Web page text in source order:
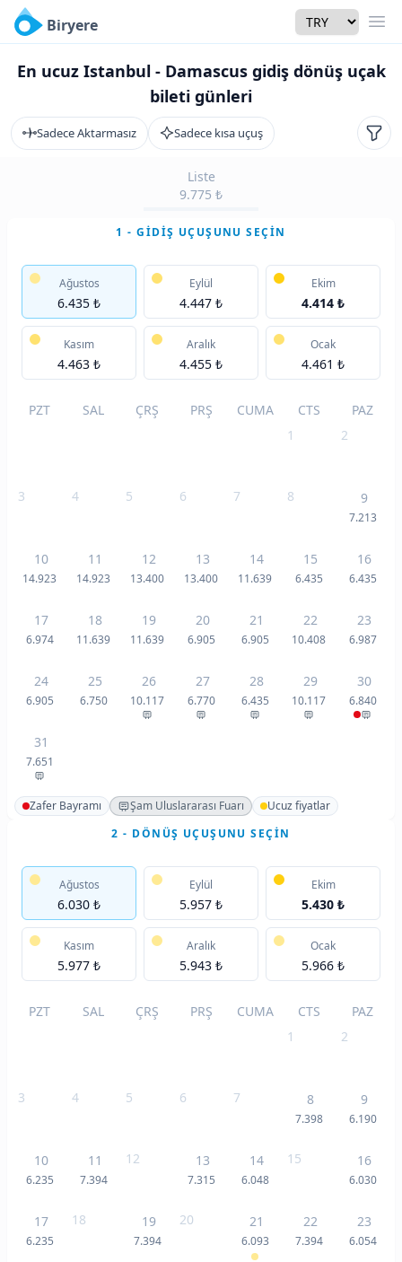
Biryere Currency
En ucuz Istanbul - Damascus gidiş dönüş uçak
bileti günleri
Sadece Aktarmasız Sadece kısa uçuş
Liste
9.775 ₺
1 - GIDIŞ UÇUŞUNU SEÇIN
Ağustos
6.435 ₺
Eylül
4.447 ₺
Ekim
4.414 ₺
Kasım
4.463 ₺
Aralık
4.455 ₺
Ocak
4.461 ₺
PZT SAL ÇRŞ PRŞ CUMA CTS
PAZ
1
2
3 4 5 6 7 8 9
7.213
10
14.923
11
14.923
12
13.400
13
13.400
14
11.639
15
6.435
16
6.435
17
6.974
18
11.639
19
11.639
20
6.905
21
6.905
22
10.408
23
6.987
24
6.905
25
6.750
26
10.117
27
6.770
28
6.435
29
10.117
30
6.840
31
7.651
Zafer Bayramı Şam Uluslararası Fuarı
Ucuz fiyatlar
2 - DÖNÜŞ UÇUŞUNU SEÇIN
Ağustos
6.030 ₺
Eylül
5.957 ₺
Ekim
5.430 ₺
Kasım
5.977 ₺
Aralık
5.943 ₺
Ocak
5.966 ₺
PZT SAL ÇRŞ PRŞ CUMA CTS
PAZ
1
2
3 4 5 6 7 8
7.398
9
6.190
10
6.235
11
7.394
12 13
7.315
14
6.048
15 16
6.030
17
6.235
18 19
7.394
20 21
6.093
22
7.394
23
6.054